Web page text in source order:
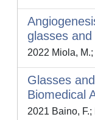
glasses
2022 Miola,
Glasses
Biomedical
2021 Baino,